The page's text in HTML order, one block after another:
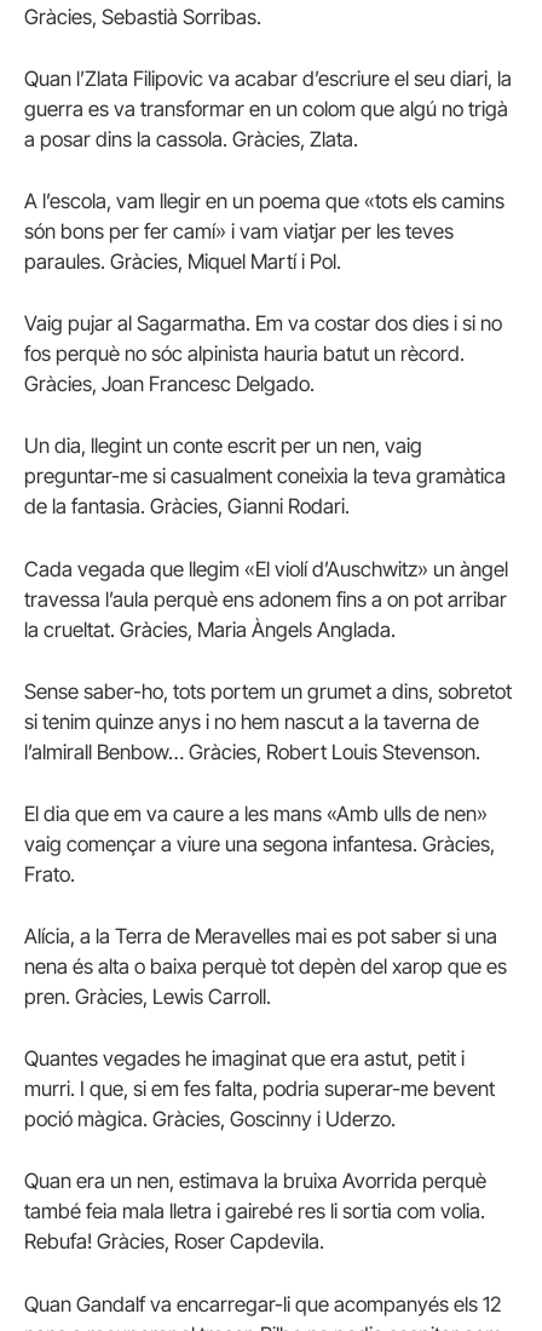
Gràcies, Sebastià Sorribas.
Quan l’Zlata Filipovic va acabar d’escriure el seu diari, la
guerra es va transformar en un colom que algú no trigà
a posar dins la cassola. Gràcies, Zlata.
A l’escola, vam llegir en un poema que «tots els camins
són bons per fer camí» i vam viatjar per les teves
paraules. Gràcies, Miquel Martí i Pol.
Vaig pujar al Sagarmatha. Em va costar dos dies i si no
fos perquè no sóc alpinista hauria batut un rècord.
Gràcies, Joan Francesc Delgado.
Un dia, llegint un conte escrit per un nen, vaig
preguntar-me si casualment coneixia la teva gramàtica
de la fantasia. Gràcies, Gianni Rodari.
Cada vegada que llegim «El violí d’Auschwitz» un àngel
travessa l’aula perquè ens adonem fins a on pot arribar
la crueltat. Gràcies, Maria Àngels Anglada.
Sense saber-ho, tots portem un grumet a dins, sobretot
si tenim quinze anys i no hem nascut a la taverna de
l’almirall Benbow… Gràcies, Robert Louis Stevenson.
El dia que em va caure a les mans «Amb ulls de nen»
vaig començar a viure una segona infantesa. Gràcies,
Frato.
Alícia, a la Terra de Meravelles mai es pot saber si una
nena és alta o baixa perquè tot depèn del xarop que es
pren. Gràcies, Lewis Carroll.
Quantes vegades he imaginat que era astut, petit i
murri. I que, si em fes falta, podria superar-me bevent
poció màgica. Gràcies, Goscinny i Uderzo.
Quan era un nen, estimava la bruixa Avorrida perquè
també feia mala lletra i gairebé res li sortia com volia.
Rebufa! Gràcies, Roser Capdevila.
Quan Gandalf va encarregar-li que acompanyés els 12